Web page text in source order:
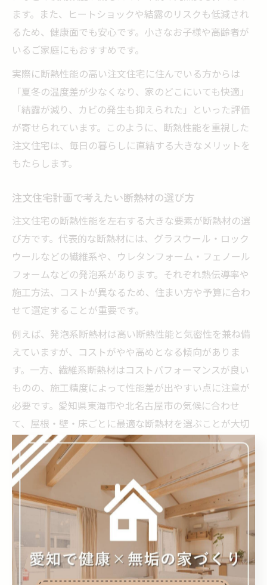
ます。また、ヒートショックや結露のリスクも低減され
るため、健康面でも安心です。小さなお子様や高齢者が
いるご家庭にもおすすめです。
実際に断熱性能の高い注文住宅に住んでいる方からは
「夏冬の温度差が少なくなり、家のどこにいても快適」
「結露が減り、カビの発生も抑えられた」といった評価
が寄せられています。このように、断熱性能を重視した
注文住宅は、毎日の暮らしに直結する大きなメリットを
もたらします。
注文住宅計画で考えたい断熱材の選び方
注文住宅の断熱性能を左右する大きな要素が断熱材の選
び方です。代表的な断熱材には、グラスウール・ロック
ウールなどの繊維系や、ウレタンフォーム・フェノール
フォームなどの発泡系があります。それぞれ熱伝導率や
施工方法、コストが異なるため、住まい方や予算に合わ
せて選定することが重要です。
例えば、発泡系断熱材は高い断熱性能と気密性を兼ね備
えていますが、コストがやや高めとなる傾向がありま
す。一方、繊維系断熱材はコストパフォーマンスが良い
ものの、施工精度によって性能差が出やすい点に注意が
必要です。愛知県東海市や北名古屋市の気候に合わせ
て、屋根・壁・床ごとに最適な断熱材を選ぶことが大切
です。
断熱材選びに失敗すると、施工後に「思ったよりも暑
い・寒い」「光熱費がかさむ」といった後悔につながり
ます。信頼できる住宅会社と相談しながら、自分たちの
ライフスタイルや予算に合った断熱材を選びましょう。
注文住宅で重視すべき屋根断熱の選び